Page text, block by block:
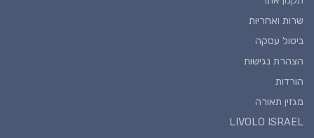
שרות ואחריות
ביטול עסקה
הצהרת נגישות
הורדות
מגזין תאורה
LIVOLO ISRAEL